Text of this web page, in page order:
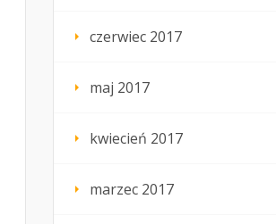
czerwiec 2017
maj 2017
kwiecień 2017
marzec 2017